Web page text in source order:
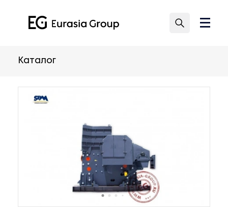
Каталог